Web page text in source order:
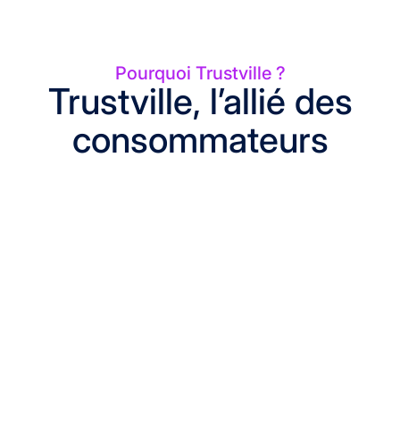
Pourquoi Trustville ?
Trustville, l’allié des
consommateurs